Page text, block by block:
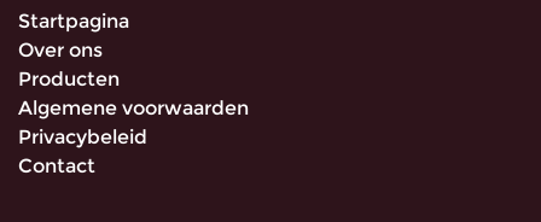
Startpagina
Over ons
Producten
Algemene voorwaarden
Privacybeleid
Contact